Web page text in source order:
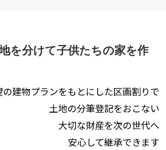
を分けて子供たちの家を作
の建物プランをもとにした区画割りで
土地の分筆登記をおこない
大切な財産を次の世代へ
安心して継承できます